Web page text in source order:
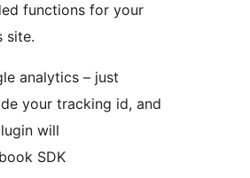
functions for your
site.
analytics – just
your tracking id, and
will
SDK